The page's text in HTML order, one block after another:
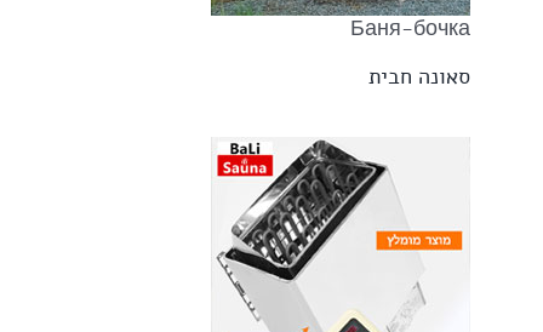
Баня-бочка
סאונה חבית